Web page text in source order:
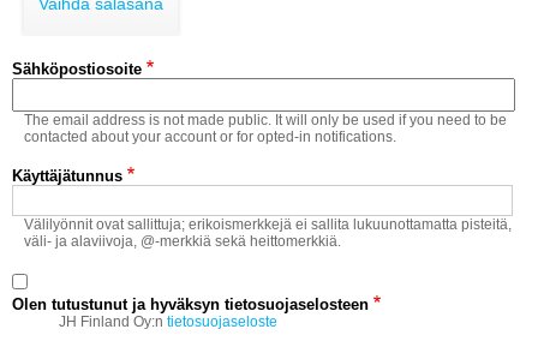
MUUT LAJIT
YLEISTÄ ALALTA
LUE DIGILEHDET
ASIAKASPALVELU JA
MEDIATIEDOT
Sähköpostiosoite
The email address is not made public. It will only be used if you need to be
contacted about your account or for opted-in notifications.
Käyttäjätunnus
Välilyönnit ovat sallittuja; erikoismerkkejä ei sallita lukuunottamatta pisteitä,
väli- ja alaviivoja, @-merkkiä sekä heittomerkkiä.
Olen tutustunut ja hyväksyn tietosuojaselosteen
JH Finland Oy:ntietosuojaseloste